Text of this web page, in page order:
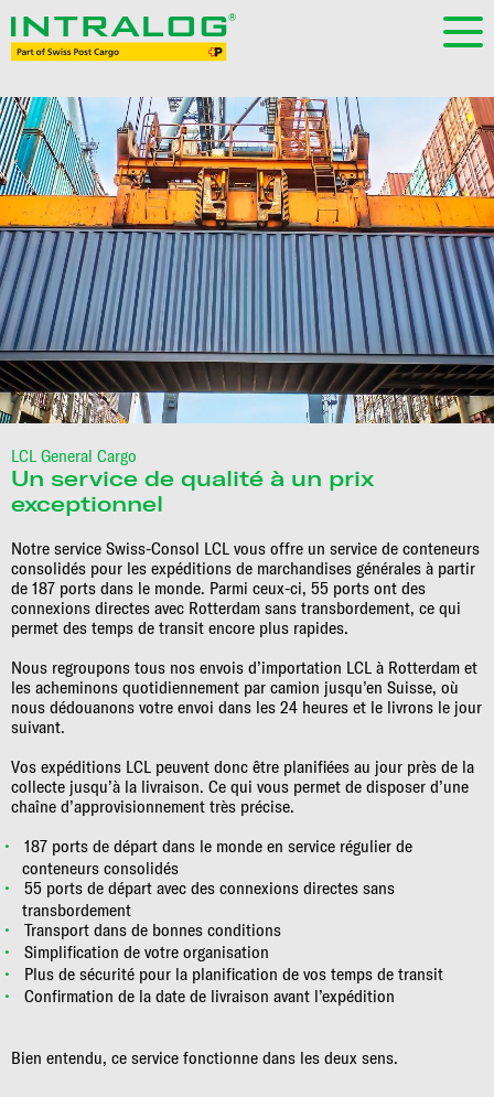
LCL General Cargo
Un service de qualité à un prix
exceptionnel
Notre service Swiss-Consol LCL vous offre un service de conteneurs
consolidés pour les expéditions de marchandises générales à partir
de 187 ports dans le monde. Parmi ceux-ci, 55 ports ont des
connexions directes avec Rotterdam sans transbordement, ce qui
permet des temps de transit encore plus rapides.
Nous regroupons tous nos envois d’importation LCL à Rotterdam et
les acheminons quotidiennement par camion jusqu’en Suisse, où
nous dédouanons votre envoi dans les 24 heures et le livrons le jour
suivant.
Vos expéditions LCL peuvent donc être planifiées au jour près de la
collecte jusqu’à la livraison. Ce qui vous permet de disposer d’une
chaîne d’approvisionnement très précise.
187 ports de départ dans le monde en service régulier de
conteneurs consolidés
55 ports de départ avec des connexions directes sans
transbordement
Transport dans de bonnes conditions
Simplification de votre organisation
Plus de sécurité pour la planification de vos temps de transit
Confirmation de la date de livraison avant l’expédition
Bien entendu, ce service fonctionne dans les deux sens.